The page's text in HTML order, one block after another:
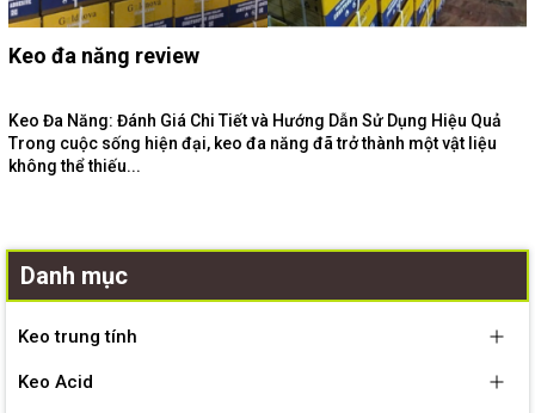
Keo đa năng review
Keo Đa Năng: Đánh Giá Chi Tiết và Hướng Dẫn Sử Dụng Hiệu Quả
Trong cuộc sống hiện đại, keo đa năng đã trở thành một vật liệu
không thể thiếu...
Danh mục
Keo trung tính
Keo Acid